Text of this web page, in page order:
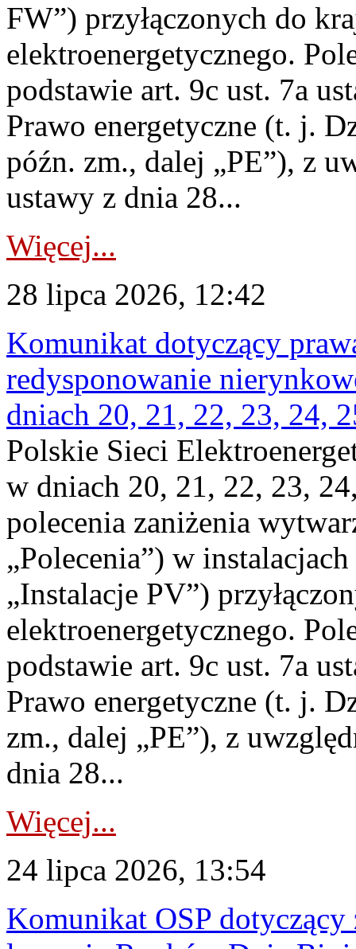
FW”) przyłączonych do
elektroenergetycznego.
podstawie art. 9c ust. 7a
Prawo energetyczne (t. j.
późn. zm., dalej „PE”), z
ustawy z dnia 28...
Więcej...
28 lipca 2026, 12:42
Komunikat dotyczący
redysponowanie
dniach 20, 21, 22, 23, 24,
Polskie Sieci
w dniach 20, 21, 22, 23,
polecenia zaniżenia
„Polecenia”) w
„Instalacje PV”)
elektroenergetycznego.
podstawie art. 9c ust. 7a
Prawo energetyczne (t. j.
zm., dalej „PE”), z
dnia 28...
Więcej...
24 lipca 2026, 13:54
Komunikat OSP dotyczący